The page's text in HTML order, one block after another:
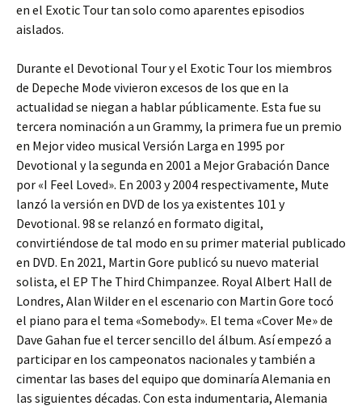
en el Exotic Tour tan solo como aparentes episodios
aislados.
Durante el Devotional Tour y el Exotic Tour los miembros
de Depeche Mode vivieron excesos de los que en la
actualidad se niegan a hablar públicamente. Esta fue su
tercera nominación a un Grammy, la primera fue un premio
en Mejor video musical Versión Larga en 1995 por
Devotional y la segunda en 2001 a Mejor Grabación Dance
por «I Feel Loved». En 2003 y 2004 respectivamente, Mute
lanzó la versión en DVD de los ya existentes 101 y
Devotional. 98 se relanzó en formato digital,
convirtiéndose de tal modo en su primer material publicado
en DVD. En 2021, Martin Gore publicó su nuevo material
solista, el EP The Third Chimpanzee. Royal Albert Hall de
Londres, Alan Wilder en el escenario con Martin Gore tocó
el piano para el tema «Somebody». El tema «Cover Me» de
Dave Gahan fue el tercer sencillo del álbum. Así empezó a
participar en los campeonatos nacionales y también a
cimentar las bases del equipo que dominaría Alemania en
las siguientes décadas. Con esta indumentaria, Alemania